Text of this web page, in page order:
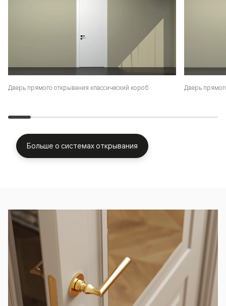
Дверь прямого открывания классический короб Дверь
Больше о системах открывания